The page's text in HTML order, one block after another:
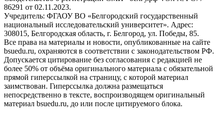
86291 от 02.11.2023.
Учредитель: ФГАОУ ВО «Белгородский государственный
национальный исследовательский университет». Адрес:
308015, Белгородская область, г. Белгород, ул. Победы, 85.
Все права на материалы и новости, опубликованные на сайте
bsuedu.ru, охраняются в соответствии с законодательством РФ.
Допускается цитирование без согласования с редакцией не
более 50% от объёма оригинального материала с обязательной
прямой гиперссылкой на страницу, с которой материал
заимствован. Гиперссылка должна размещаться
непосредственно в тексте, воспроизводящем оригинальный
материал bsuedu.ru, до или после цитируемого блока.